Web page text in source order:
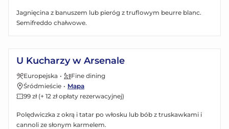
Jagnięcina z banuszem lub pieróg z truflowym beurre blanc.
Semifreddo chałwowe.
U Kucharzy w Arsenale
Europejska •
Fine dining
Śródmieście • Mapa
99 zł (+ 12 zł opłaty rezerwacyjnej)
Polędwiczka z okrą i tatar po włosku lub bób z truskawkami i
cannoli ze słonym karmelem.